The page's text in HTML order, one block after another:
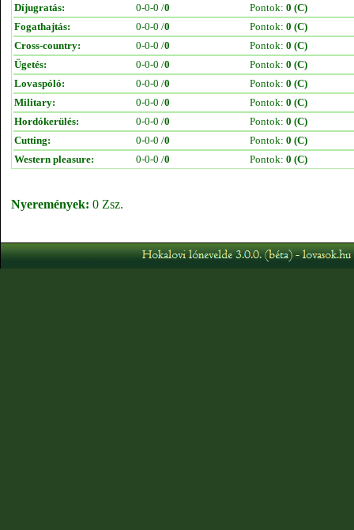
Díjugratás:
0-0-0 /0 Pontok: 0 (C)
Fogathajtás:
0-0-0 /0 Pontok: 0 (C)
Cross-country:
0-0-0 /0 Pontok: 0 (C)
Ügetés:
0-0-0 /0 Pontok: 0 (C)
Lovaspóló:
0-0-0 /0 Pontok: 0 (C)
Military:
0-0-0 /0 Pontok: 0 (C)
Hordókerülés:
0-0-0 /0 Pontok: 0 (C)
Cutting:
0-0-0 /0 Pontok: 0 (C)
Western pleasure:
0-0-0 /0 Pontok: 0 (C)
Nyeremények: 0 Zsz.